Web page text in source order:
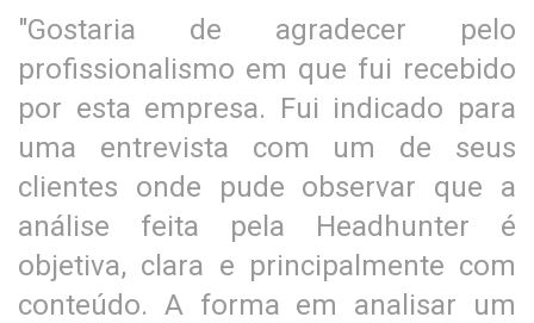
"Gostaria de agradecer pelo
profissionalismo em que fui recebido
por esta empresa. Fui indicado para
uma entrevista com um de seus
clientes onde pude observar que a
análise feita pela Headhunter é
objetiva, clara e principalmente com
conteúdo. A forma em analisar um